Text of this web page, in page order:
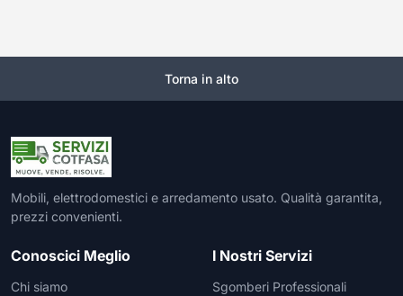
Torna in alto
Mobili, elettrodomestici e arredamento usato. Qualità garantita,
prezzi convenienti.
Conoscici Meglio
Chi siamo
I Nostri Servizi
Sgomberi Professionali